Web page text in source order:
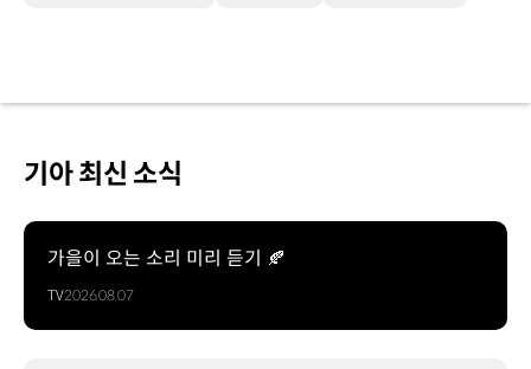
기아 최신 소식
가을이 오는 소리 미리 듣기 🍂
TV2026.08.07